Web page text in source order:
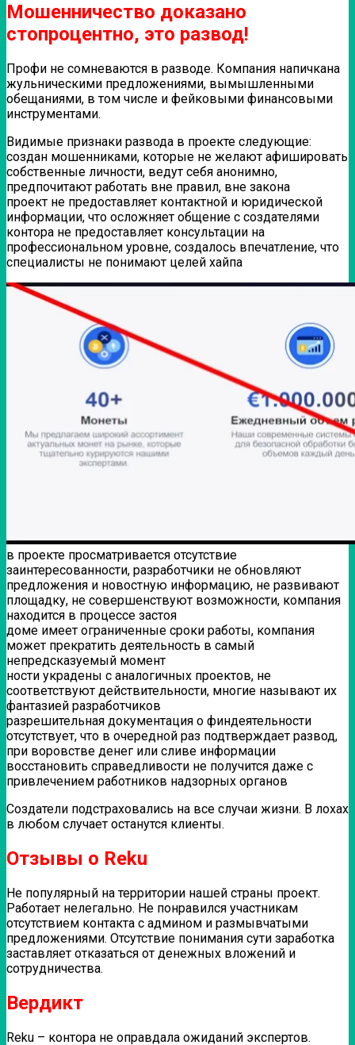
Мошенничество доказано
стопроцентно, это развод!
Профи не сомневаются в разводе. Компания напичкана
жульническими предложениями, вымышленными
обещаниями, в том числе и фейковыми финансовыми
инструментами.
Видимые признаки развода в проекте следующие:
создан мошенниками, которые не желают афишировать
собственные личности, ведут себя анонимно,
предпочитают работать вне правил, вне закона
проект не предоставляет контактной и юридической
информации, что осложняет общение с создателями
контора не предоставляет консультации на
профессиональном уровне, создалось впечатление, что
специалисты не понимают целей хайпа
в проекте просматривается отсутствие
заинтересованности, разработчики не обновляют
предложения и новостную информацию, не развивают
площадку, не совершенствуют возможности, компания
находится в процессе застоя
доме имеет ограниченные сроки работы, компания
может прекратить деятельность в самый
непредсказуемый момент
ности украдены с аналогичных проектов, не
соответствуют действительности, многие называют их
фантазией разработчиков
разрешительная документация о финдеятельности
отсутствует, что в очередной раз подтверждает развод,
при воровстве денег или сливе информации
восстановить справедливости не получится даже с
привлечением работников надзорных органов
Создатели подстраховались на все случаи жизни. В лохах
в любом случает останутся клиенты.
Отзывы о Reku
Не популярный на территории нашей страны проект.
Работает нелегально. Не понравился участникам
отсутствием контакта с админом и размывчатыми
предложениями. Отсутствие понимания сути заработка
заставляет отказаться от денежных вложений и
сотрудничества.
Вердикт
Reku – контора не оправдала ожиданий экспертов.